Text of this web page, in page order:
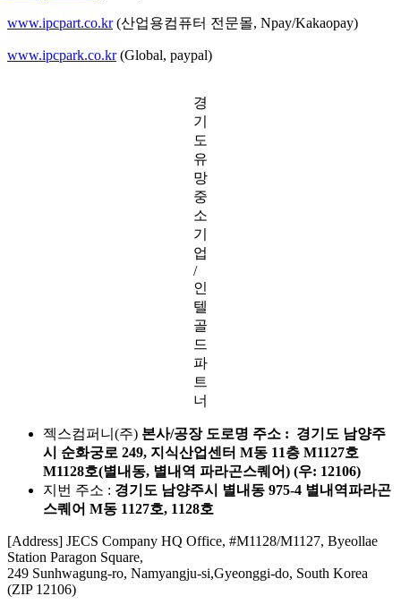
www.ipcpart.co.kr(산업용컴퓨터 전문몰, Npay/Kakaopay)
www.ipcpark.co.kr(Global, paypal)
경
기
도
유
망
중
소
기
업
/
인
텔
골
드
파
트
너
젝스컴퍼니(주) 본사/공장 도로명 주소 : 경기도 남양주
시 순화궁로 249, 지식산업센터 M동 11층 M1127호
M1128호(별내동, 별내역 파라곤스퀘어) (우: 12106)
지번 주소 : 경기도 남양주시 별내동 975-4 별내역파라곤
스퀘어 M동 1127호, 1128호
[Address] JECS Company HQ Office, #M1128/M1127, Byeollae
Station Paragon Square,
249 Sunhwagung-ro, Namyangju-si,Gyeonggi-do, South Korea
(ZIP 12106)